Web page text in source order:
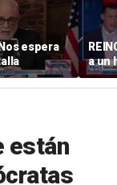
espera
a un
han
están